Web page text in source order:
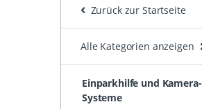
Zurück zur Startseite
Alle Kategorien anzeigen
Einparkhilfe und Kamera-
Systeme